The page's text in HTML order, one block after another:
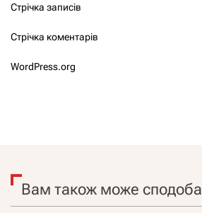
Стрічка записів
Стрічка коментарів
WordPress.org
Вам також може